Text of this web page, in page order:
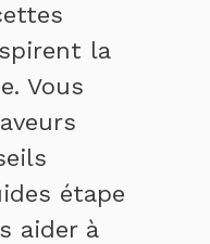
la
Vous
étape
aider à